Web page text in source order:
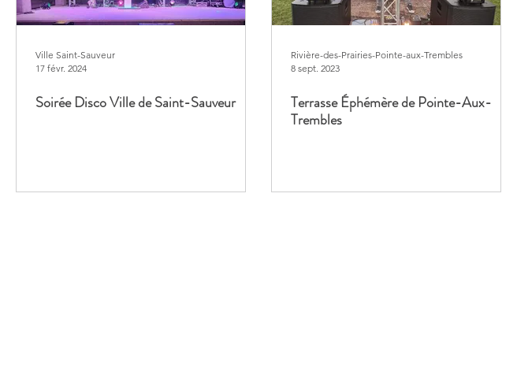
Ville Saint-Sauveur
17 févr. 2024
Soirée Disco Ville de Saint-Sauveur
Rivière-des-Prairies-Pointe-aux-Trembles
8 sept. 2023
Terrasse Éphémère de Pointe-Aux-
Trembles